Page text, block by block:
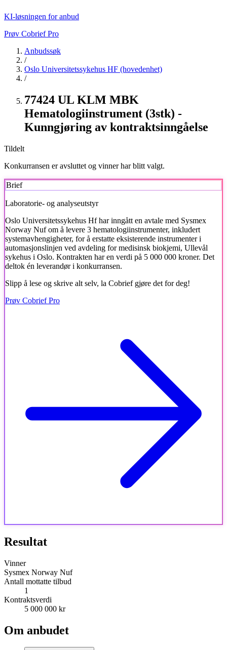
KI-løsningen for anbud
Prøv Cobrief Pro
Anbudssøk
/
Oslo Universitetssykehus HF (hovedenhet)
/
77424 UL KLM MBK
Hematologiinstrument (3stk) -
Kunngjøring av kontraktsinngåelse
Tildelt
Konkurransen er avsluttet og vinner har blitt valgt.
Brief
Laboratorie- og analyseutstyr
Oslo Universitetssykehus Hf har inngått en avtale med Sysmex
Norway Nuf om å levere 3 hematologiinstrumenter, inkludert
systemavhengigheter, for å erstatte eksisterende instrumenter i
automasjonslinjen ved avdeling for medisinsk biokjemi, Ullevål
sykehus i Oslo. Kontrakten har en verdi på 5 000 000 kroner. Det
deltok én leverandør i konkurransen.
Slipp å lese og skrive alt selv, la Cobrief gjøre det for deg!
Prøv Cobrief Pro
Resultat
Vinner
Sysmex Norway Nuf
Antall mottatte tilbud
1
Kontraktsverdi
5 000 000 kr
Om anbudet